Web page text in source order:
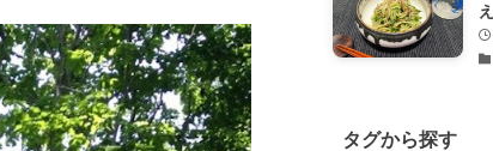
え
タグから探す